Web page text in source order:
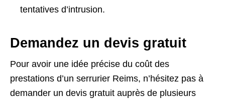
tentatives d’intrusion.
Demandez un devis gratuit
Pour avoir une idée précise du coût des
prestations d’un serrurier Reims, n’hésitez pas à
demander un devis gratuit auprès de plusieurs